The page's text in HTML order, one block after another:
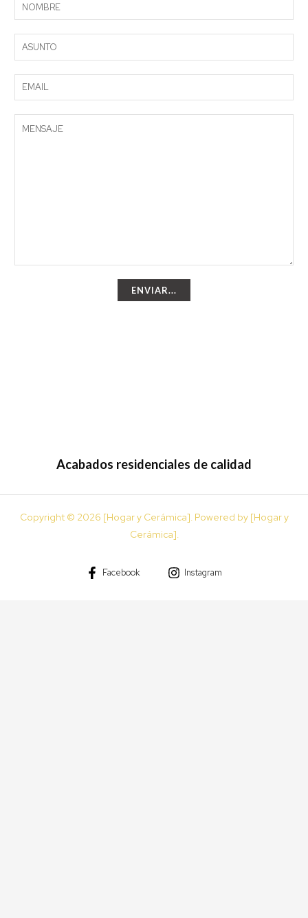
ENVIAR...
Acabados residenciales de calidad
Copyright © 2026 [Hogar y Cerámica]. Powered by [Hogar y
Cerámica].
Facebook Instagram